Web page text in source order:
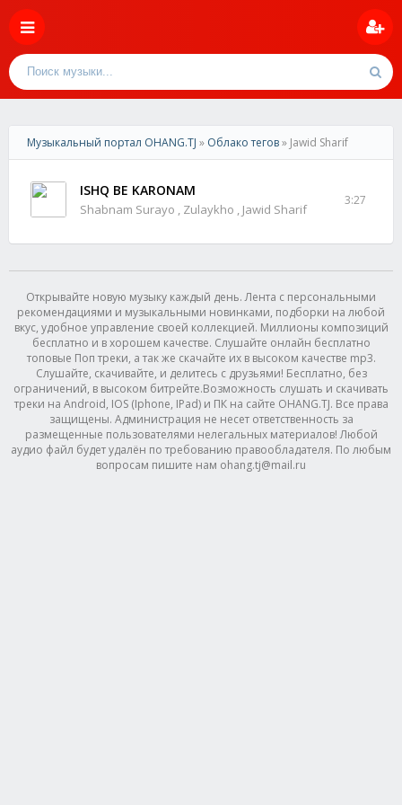
Музыкальный портал OHANG.TJ » Облако тегов» Jawid Sharif
ISHQ BE KARONAM
Shabnam Surayo , Zulaykho , Jawid Sharif
3:27
Открывайте новую музыку каждый день. Лента с персональными
рекомендациями и музыкальными новинками, подборки на любой
вкус, удобное управление своей коллекцией. Миллионы композиций
бесплатно и в хорошем качестве. Слушайте онлайн бесплатно
топовые Поп треки, а так же скачайте их в высоком качестве mp3.
Слушайте, скачивайте, и делитесь с друзьями! Бесплатно, без
ограничений, в высоком битрейте.Возможность слушать и скачивать
треки на Android, IOS (Iphone, IPad) и ПК на сайте OHANG.TJ. Все права
защищены. Администрация не несет ответственность за
размещенные пользователями нелегальных материалов! Любой
аудио файл будет удалён по требованию правообладателя. По любым
вопросам пишите нам ohang.tj@mail.ru